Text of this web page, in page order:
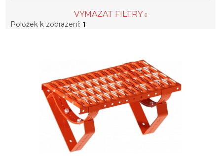
VYMAZAT FILTRY
Položek k zobrazení: 1